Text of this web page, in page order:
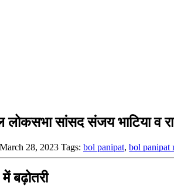
सांसद संजय भाटिया व
28, 2023 Tags: bol panipat, bol panipat
बढ़ोतरी